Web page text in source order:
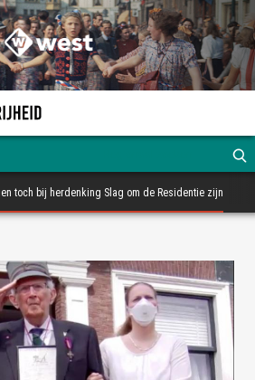
toch bij herdenking Slag om de Residentie zijn